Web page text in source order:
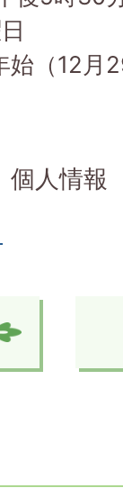
始（12月
個人情報